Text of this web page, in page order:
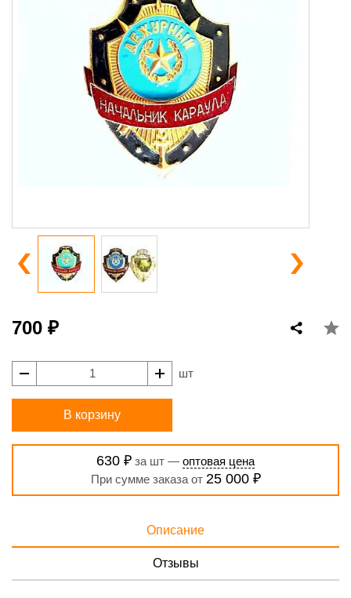
700 ₽
шт
В корзину
630 ₽ за шт — оптовая цена
При сумме заказа от 25 000 ₽
Описание
Отзывы